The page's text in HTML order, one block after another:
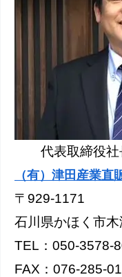
代表取締役社
（有）津田産業直
〒929-1171
石川県かほく市
TEL：050-3578-
FAX：076-285-